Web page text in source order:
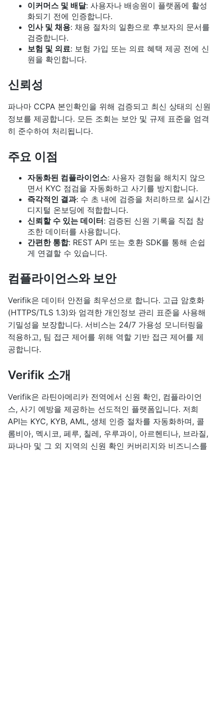
이커머스 및 배달: 사용자나 배송원이 플랫폼에 활성
화되기 전에 인증합니다.
인사 및 채용: 채용 절차의 일환으로 후보자의 문서를
검증합니다.
보험 및 의료: 보험 가입 또는 의료 혜택 제공 전에 신
원을 확인합니다.
신뢰성
파나마 CCPA 본인확인을 위해 검증되고 최신 상태의 신원
정보를 제공합니다. 모든 조회는 보안 및 규제 표준을 엄격
히 준수하여 처리됩니다.
주요 이점
자동화된 컴플라이언스: 사용자 경험을 해치지 않으
면서 KYC 점검을 자동화하고 사기를 방지합니다.
즉각적인 결과: 수 초 내에 검증을 처리하므로 실시간
디지털 온보딩에 적합합니다.
신뢰할 수 있는 데이터: 검증된 신원 기록을 직접 참
조한 데이터를 사용합니다.
간편한 통합: REST API 또는 호환 SDK를 통해 손쉽
게 연결할 수 있습니다.
컴플라이언스와 보안
Verifik은 데이터 안전을 최우선으로 합니다. 고급 암호화
(HTTPS/TLS 1.3)와 엄격한 개인정보 관리 표준을 사용해
기밀성을 보장합니다. 서비스는 24/7 가용성 모니터링을
적용하고, 팀 접근 제어를 위해 역할 기반 접근 제어를 제
공합니다.
Verifik 소개
Verifik은 라틴아메리카 전역에서 신원 확인, 컴플라이언
스, 사기 예방을 제공하는 선도적인 플랫폼입니다. 저희
API는 KYC, KYB, AML, 생체 인증 절차를 자동화하며, 콜
롬비아, 멕시코, 페루, 칠레, 우루과이, 아르헨티나, 브라질,
파나마 및 그 외 지역의 신원 확인 커버리지와 비즈니스를